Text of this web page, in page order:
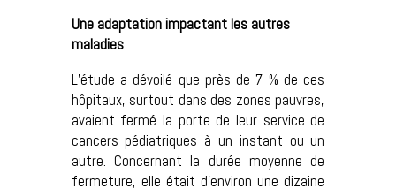
Une adaptation impactant les autres
maladies
L’étude a dévoilé que près de 7 % de ces
hôpitaux, surtout dans des zones pauvres,
avaient fermé la porte de leur service de
cancers pédiatriques à un instant ou un
autre. Concernant la durée moyenne de
fermeture, elle était d’environ une dizaine